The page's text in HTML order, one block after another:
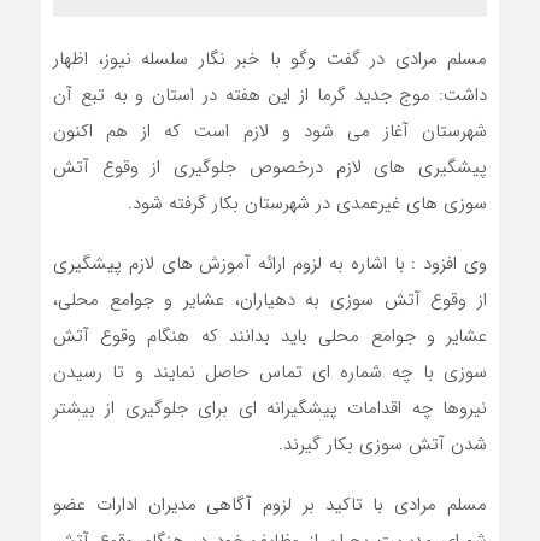
مسلم مرادی در گفت وگو با خبر نگار سلسله نیوز، اظهار
داشت: موج جدید گرما از این هفته در استان و به تبع آن
شهرستان آغاز می شود و لازم است که از هم اکنون
پیشگیری های لازم درخصوص جلوگیری از وقوع آتش
سوزی های غیرعمدی در شهرستان بکار گرفته شود.
وی افزود : با اشاره به لزوم ارائه آموزش های لازم پیشگیری
از وقوع آتش سوزی به دهیاران، عشایر و جوامع محلی،
عشایر و جوامع محلی باید بدانند که هنگام وقوع آتش
سوزی با چه شماره ای تماس حاصل نمایند و تا رسیدن
نیروها چه اقدامات پیشگیرانه ای برای جلوگیری از بیشتر
شدن آتش سوزی بکار گیرند.
مسلم مرادی با تاکید بر لزوم آگاهی مدیران ادارات عضو